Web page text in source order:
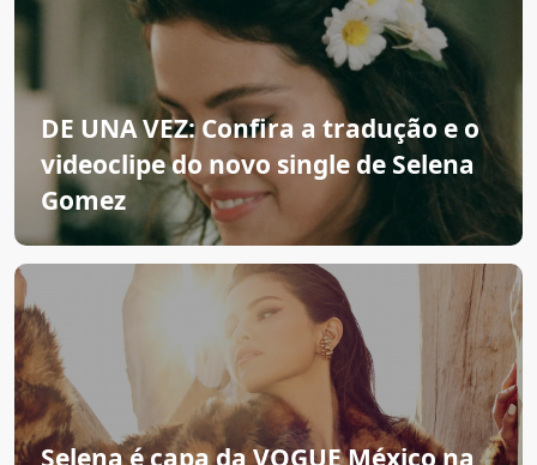
DE UNA VEZ: Confira a tradução e o
videoclipe do novo single de Selena
Gomez
Selena é capa da VOGUE México na